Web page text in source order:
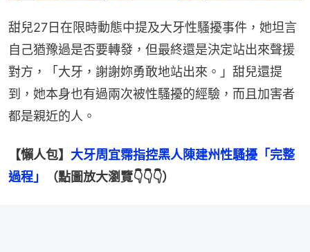
甜兒27日在限時動態中提及大牙性騷擾事件，她坦言
自己猶豫過是否要轉發，但最終還是決定站出來聲援
對方，「大牙，謝謝妳勇敢地站出來。」甜兒還提
到，她本身也有過兩次被性騷擾的經驗，而且加害者
都是親近的人。
【懶人包】 大牙周宜霈指控黑人陳建州性騷擾「完整
過程」
（點圖放大瀏覽👇👇👇）